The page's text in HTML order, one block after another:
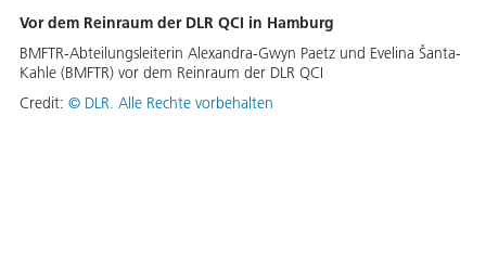
Vor dem Reinraum der DLR QCI in Hamburg
BMFTR-Abteilungsleiterin Alexandra-Gwyn Paetz und Evelina Šanta-
Kahle (BMFTR) vor dem Reinraum der DLR QCI
Credit: © DLR. Alle Rechte vorbehalten